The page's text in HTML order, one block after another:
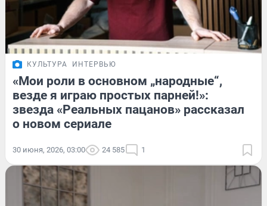
КУЛЬТУРА ИНТЕРВЬЮ
«Мои роли в основном „народные“,
везде я играю простых парней!»:
звезда «Реальных пацанов» рассказал
о новом сериале
30 июня, 2026, 03:00 24 585 1